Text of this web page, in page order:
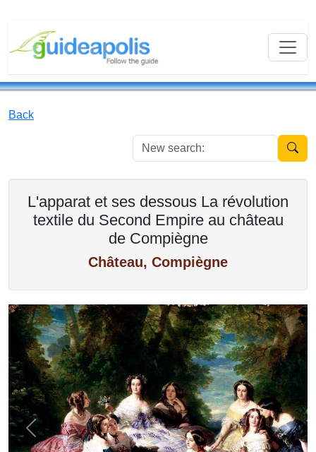
Back
New
L'apparat et ses dessous La révolution
textile du Second Empire au château
de Compiègne
Château, Compiègne
Previous Next